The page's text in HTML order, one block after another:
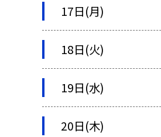
17日(月)
18日(火)
19日(水)
20日(木)